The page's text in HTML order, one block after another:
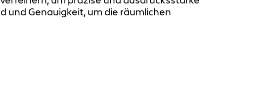
und Genauigkeit, um die räumlichen